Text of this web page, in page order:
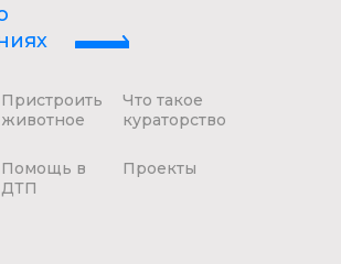
Пристроить
животное
Что такое
кураторство
Помощь в
ДТП
Проекты